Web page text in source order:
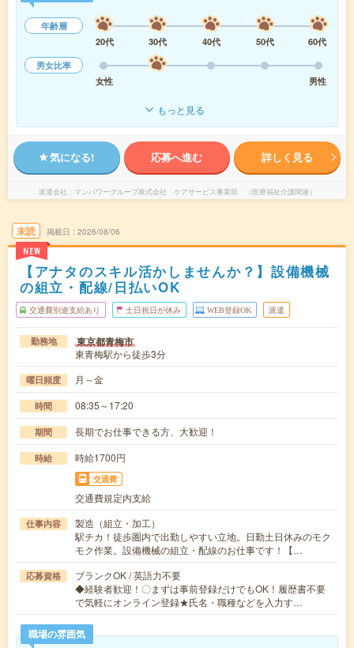
年齢層
20代
30代 40代 50代
60代
男女比率
女性
男性
もっと見る
気になる! 応募へ進む 詳しく見る
派遣会社 マンパワーグループ株式会社 ケアサービス事業部 （医療福祉介護関連）
未読
NEW
掲載日 2026/08/06
【アナタのスキル活かしませんか？】設備機械
の組立・配線/日払いOK
交通費別途支給あり 土日祝日が休み WEB登録OK 派遣
勤務地 東京都青梅市
東青梅駅から徒歩3分
曜日頻度 月～金
時間 08:35～17:20
期間 長期でお仕事できる方、大歓迎！
時給 時給1700円
交通費
交通費規定内支給
仕事内容
製造（組立・加工）
駅チカ！徒歩圏内で出勤しやすい立地。日勤土日休みのモク
モク作業。設備機械の組立・配線のお仕事です！【…
応募資格
ブランクOK / 英語力不要
◆経験者歓迎！〇まずは事前登録だけでもOK！履歴書不要
で気軽にオンライン登録★氏名・職種などを入力す…
職場の雰囲気